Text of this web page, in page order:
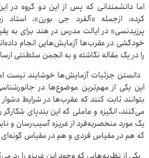
اما دانشمندانی که پس از این دو گروه در
کرده، ازجمله «آلفرد جی بورن»، استاد
پرزیدنسی» در ایالت مدرس در هند برای به
خودکشی در عقرب‌ها آزمایش‌هایی انجام
را در یک مقاله نگاشته و به انجمن سلطنتی
دانستن جزئیات آزمایش‌ها خوشایند نیست
این یکی از مهم‌ترین موضوع‌ها در
بتوانند ثابت کنند که عقرب‌ها در شرایط
می‌کنند، انگیزه و عاملی که این بندپای شکارگر
یک مورد منحصربه‌فرد از غریزه آسیب‌رسان و
که هم در مقیاس فردی و هم در مقیاس